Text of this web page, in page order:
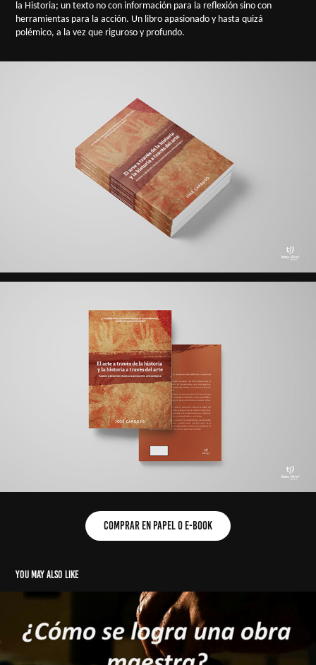
la Historia; un texto no con información para la reflexión sino con
herramientas para la acción. Un libro apasionado y hasta quizá
polémico, a la vez que riguroso y profundo.
comprar en papel o E-book
You may also like